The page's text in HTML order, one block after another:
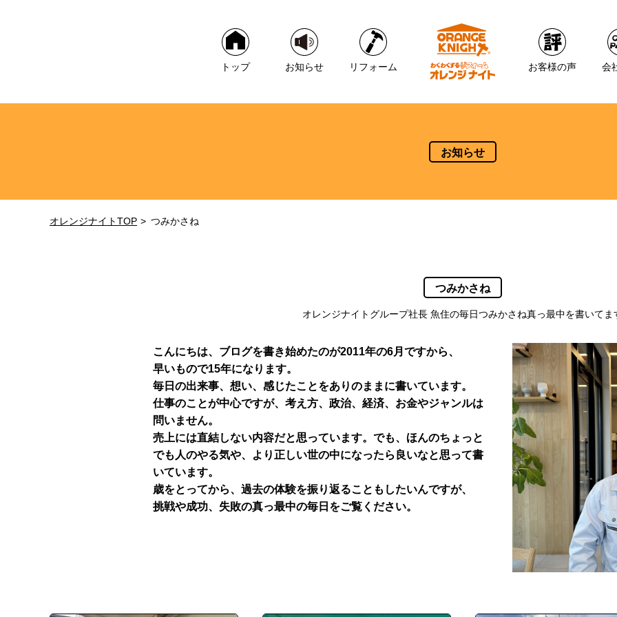
トップ お知らせ リフォーム お客様の声 会
お知らせ
オレンジナイトTOP つみかさね
つみかさね
オレンジナイトグループ社長 魚住の毎日つみかさね真っ最中を書いてま
こんにちは、ブログを書き始めたのが2011年の6月ですから、
早いもので15年になります。
毎日の出来事、想い、感じたことをありのままに書いています。
仕事のことが中心ですが、考え方、政治、経済、お金やジャンルは
問いません。
売上には直結しない内容だと思っています。でも、ほんのちょっと
でも人のやる気や、より正しい世の中になったら良いなと思って書
いています。
歳をとってから、過去の体験を振り返ることもしたいんですが、
挑戦や成功、失敗の真っ最中の毎日をご覧ください。